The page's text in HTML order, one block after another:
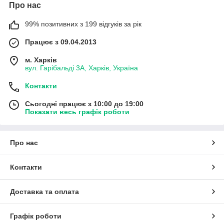
Про нас
99% позитивних з 199 відгуків за рік
Працює з 09.04.2013
м. Харків
вул. Гарібальді 3А, Харків, Україна
Контакти
Сьогодні працює з 10:00 до 19:00
Показати весь графік роботи
Про нас
Контакти
Доставка та оплата
Графік роботи